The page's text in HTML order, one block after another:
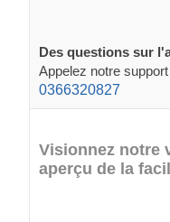
Des questions sur
Appelez notre
0366320827
Visionnez notre
aperçu de la